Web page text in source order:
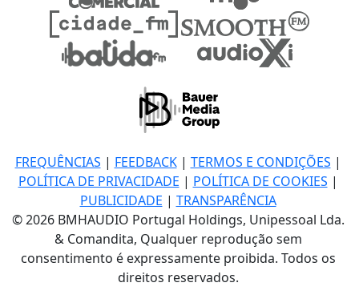
FREQUÊNCIAS | FEEDBACK| TERMOS E CONDIÇÕES |
POLÍTICA DE PRIVACIDADE | POLÍTICA DE COOKIES |
PUBLICIDADE | TRANSPARÊNCIA
© 2026 BMHAUDIO Portugal Holdings, Unipessoal Lda.
& Comandita, Qualquer reprodução sem
consentimento é expressamente proibida. Todos os
direitos reservados.